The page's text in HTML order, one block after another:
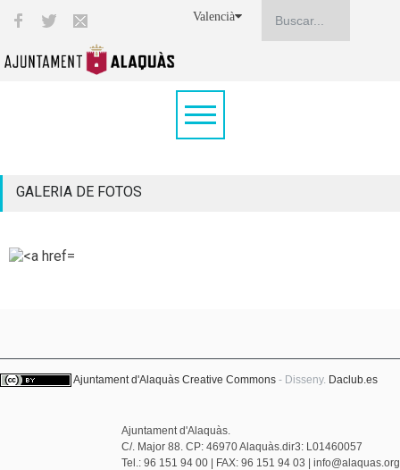
Valencià
GALERIA DE FOTOS
Ajuntament d'Alaquàs Creative Commons - Disseny. Daclub.es
Ajuntament d'Alaquàs.
C/. Major 88. CP: 46970 Alaquàs.dir3: L01460057
Tel.: 96 151 94 00 | FAX: 96 151 94 03 | info@alaquas.org